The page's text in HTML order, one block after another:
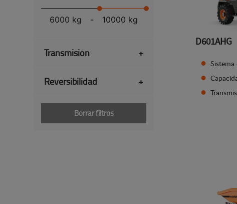
6000 kg - 10000 kg
Transmisión +
Reversibilidad +
Borrar filtros
D601AHG
Sistema